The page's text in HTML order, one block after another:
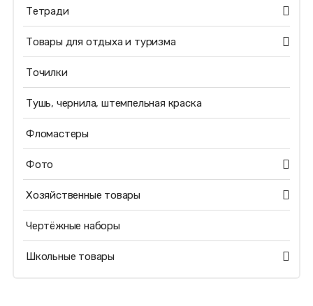
Тетради
Товары для отдыха и туризма
Точилки
Тушь, чернила, штемпельная краска
Фломастеры
Фото
Хозяйственные товары
Чертёжные наборы
Школьные товары